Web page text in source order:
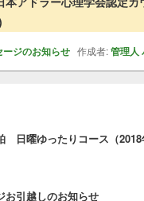
ージのお知らせ 作成者:管理人
日曜ゆったりコース（2018
お引越しのお知らせ